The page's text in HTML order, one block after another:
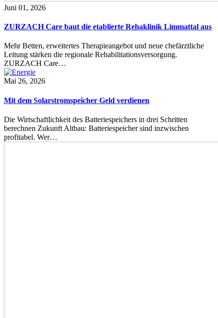
Juni 01, 2026
ZURZACH Care baut die etablierte Rehaklinik Limmattal aus
Mehr Betten, erweitertes Therapieangebot und neue chefärztliche
Leitung stärken die regionale Rehabilitationsversorgung.
ZURZACH Care…
Mai 26, 2026
Mit dem Solarstromspeicher Geld verdienen
Die Wirtschaftlichkeit des Batteriespeichers in drei Schritten
berechnen Zukunft Altbau: Batteriespeicher sind inzwischen
profitabel. Wer…